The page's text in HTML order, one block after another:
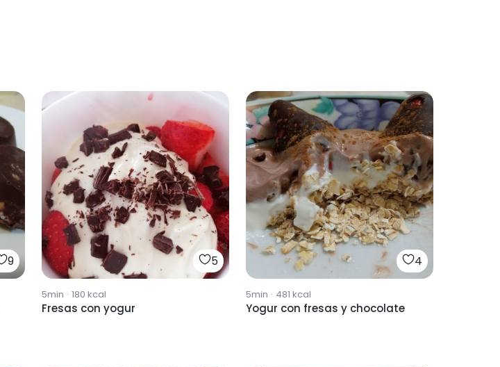
9 5
5min · 180 kcal
Fresas con yogur
4
5min · 481 kcal
Yogur con fresas y chocolate